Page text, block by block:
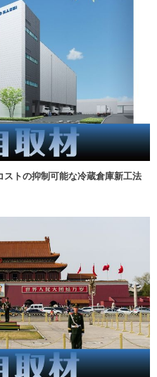
ストの抑制可能な冷蔵倉庫新工法